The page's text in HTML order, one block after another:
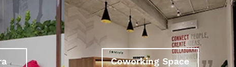
Coworking Space